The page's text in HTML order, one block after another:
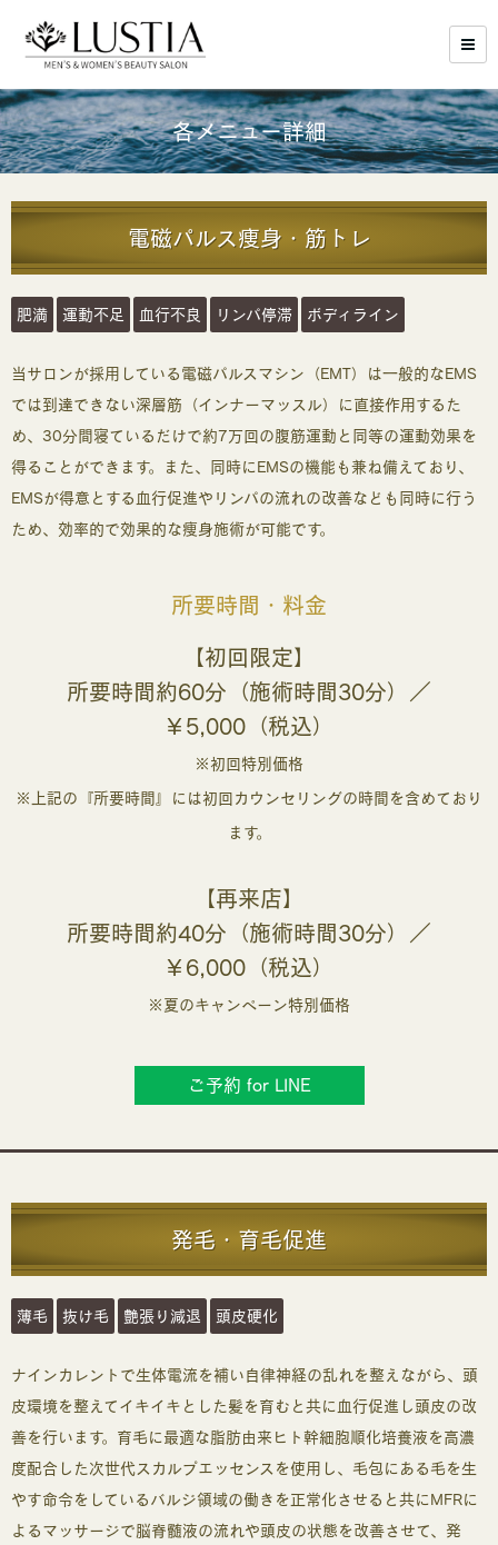
各メニュー詳細
電磁パルス痩身・筋トレ
肥満 運動不足 血行不良 リンパ停滞 ボディライン
当サロンが採用している電磁パルスマシン（EMT）は一般的なEMS
では到達できない深層筋（インナーマッスル）に直接作用するた
め、30分間寝ているだけで約7万回の腹筋運動と同等の運動効果を
得ることができます。また、同時にEMSの機能も兼ね備えており、
EMSが得意とする血行促進やリンパの流れの改善なども同時に行う
ため、効率的で効果的な痩身施術が可能です。
所要時間・料金
【初回限定】
所要時間約60分（施術時間30分）／
￥5,000（税込）
※初回特別価格
※上記の『所要時間』には初回カウンセリングの時間を含めており
ます。
【再来店】
所要時間約40分（施術時間30分）／
￥6,000（税込）
※夏のキャンペーン特別価格
ご予約 for LINE
発毛・育毛促進
薄毛 抜け毛 艶張り減退 頭皮硬化
ナインカレントで生体電流を補い自律神経の乱れを整えながら、頭
皮環境を整えてイキイキとした髪を育むと共に血行促進し頭皮の改
善を行います。育毛に最適な脂肪由来ヒト幹細胞順化培養液を高濃
度配合した次世代スカルプエッセンスを使用し、毛包にある毛を生
やす命令をしているバルジ領域の働きを正常化させると共にMFRに
よるマッサージで脳脊髄液の流れや頭皮の状態を改善させて、発